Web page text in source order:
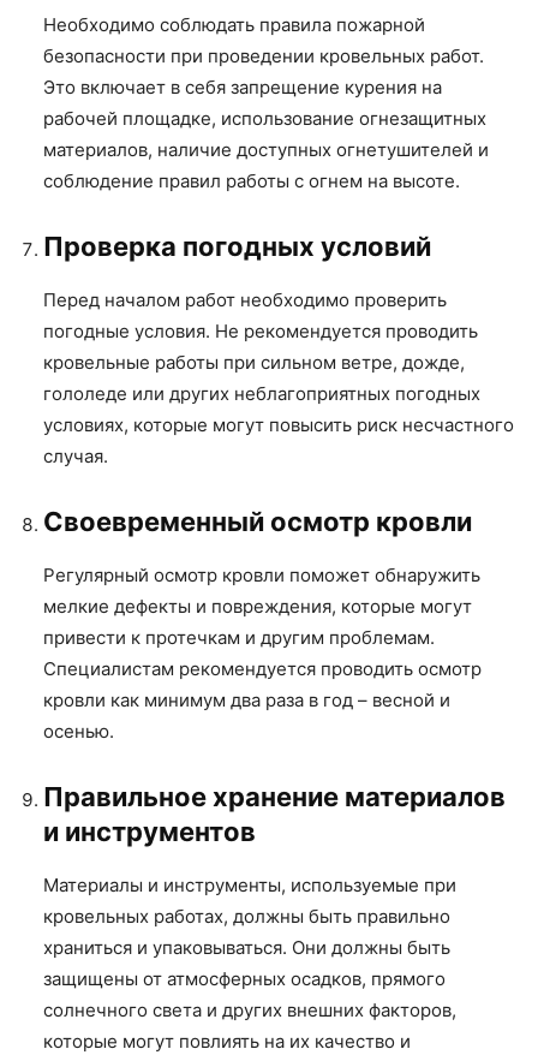
Необходимо соблюдать правила пожарной
безопасности при проведении кровельных работ.
Это включает в себя запрещение курения на
рабочей площадке, использование огнезащитных
материалов, наличие доступных огнетушителей и
соблюдение правил работы с огнем на высоте.
Проверка погодных условий
Перед началом работ необходимо проверить
погодные условия. Не рекомендуется проводить
кровельные работы при сильном ветре, дожде,
гололеде или других неблагоприятных погодных
условиях, которые могут повысить риск несчастного
случая.
Своевременный осмотр кровли
Регулярный осмотр кровли поможет обнаружить
мелкие дефекты и повреждения, которые могут
привести к протечкам и другим проблемам.
Специалистам рекомендуется проводить осмотр
кровли как минимум два раза в год – весной и
осенью.
Правильное хранение материалов
и инструментов
Материалы и инструменты, используемые при
кровельных работах, должны быть правильно
храниться и упаковываться. Они должны быть
защищены от атмосферных осадков, прямого
солнечного света и других внешних факторов,
которые могут повлиять на их качество и